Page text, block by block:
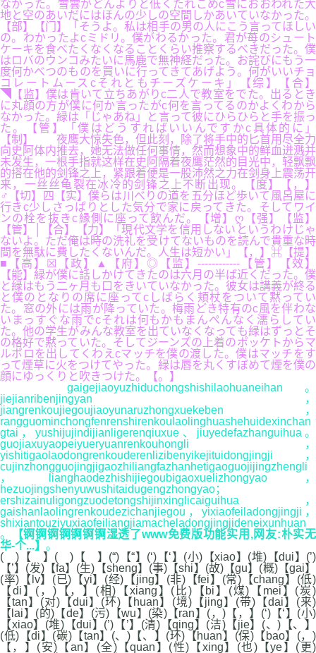
なかった。雪雲がどんよりと低くたれこめc雪におおわれた大
地と空のあいだにはほんの少しの空間しかあいていなかった。
【部】【门】「そうよ。私は相手の男の人にこう言ってほしい
の。わかったよcミドリ。僕がわるかった。君が苺のシュート
ケーキを食べたくなくなることくらい推察するべきだった。僕
はロバのウンコみたいに馬鹿で無神経だった。お詫びにもう一
度何かべつのものを買いに行ってきてあげよう。何がいいチョ
コレートムースcそれともチーズケーキ」【综】【合】
◥【监】僕は肯いて立ちあがりc二人で教室をでた。出るとき
に丸顔の方が僕に何か言ったがc何を言ってるのかよくわから
なかった。緑は「じゃあね」と言って彼にひらひらと手を振っ
た。【管】「僕はどうすればいいんですかc具体的に」
【制】 夜鹰大惊失色，但此刻，除了将手中的匕首用尽全力
向史阿体内推去，她无法做任何事情，然而想象中的鲜血迸溅并
未发生，一根手指就这样在史阿隔着夜鹰茫然的目光中，轻飘飘
的搭在他的剑锋之上，紧跟着便是一股沛然之力在剑身上震荡开
来，一丝丝龟裂在冰冷的剑锋之上不断出现。【度】【，】
♂【切】四【实】僕らは川べりの道を五分ほど歩いて風呂屋に
行きc少しさっぱりとした気分で家に戻ってきた。そしてワイ
ンの栓を抜きc縁側に座って飲んだ。【增】ღ【强】【监】
【管】│【合】【力】「現代文学を信用しないというわけじゃ
ないよ。ただ俺は時の洗礼を受けてないものを読んで貴重な時
間を無駄に費したくないんだ。人生は短かい」【，】⌘【提】
■【高】☒【政】▲【府】◎【监】------------【管】【效】
【能】緑が僕に話しかけてきたのは六月の半ば近くだった。僕
と緑はもう二ヶ月も口をきいていなかった。彼女は講義が終る
と僕のとなりの席に座ってcしばらく頬杖をついて黙ってい
た。窓の外には雨が降っていた。梅雨どき特有のc風を伴わな
いまっすぐな雨でcそれは何もかもまんぺんなく濡らしてい
た。他の学生がみんな教室を出ていなくなっても緑はずっとそ
の格好で黙っていた。そしてジーンズの上着のポッケトからマ
ルボロを出してくわえcマッチを僕の渡した。僕はマッチをす
って煙草に火をつけてやった。緑は唇を丸くすぼめて煙を僕の
顔にゆっくりと吹きつけた。【。】
gaigejiaoyuzhiduchongshishilaohuaneihan。
jiejianribenjingyan，
jiangrenkoujiegoujiaoyunaruzhongxuekeben，
rangguominchongfenrenshirenkoulaolinghuashehuidexinchan
gtai，yushijujindijianligerenqiuxue、jiuyedefazhanguihua。
guojiaxuyaopeiyueryuanrenkouhongli，
yishitigaolaodongrenkouderenlizibenyikejituidongjingji，
cujinzhongguojingjigaozhiliangfazhanhetigaoguojijingzhengli
，lianghaodezhishijiegoubigaoxuelizhongyao，
hezuojingshenyuwushitaidugengzhongyao；
ershizainuligongzuodetongshijinxinglicaiguihua，
gaishanlaolingrenkoudezichanjiegou，yixiaofeiladongjingji，
shixiantouziyuxiaofeiliangjiamacheladongjingjideneixunhuan
。
【锕锕锕锕锕锕锕湿透了www免费版功能实用,网友:朴实无
华-个...】 。
( )【 】( )【 】(“)【“】(‘)【‘】(小)【xiao】(堆)【dui】(’)
【’】(发)【fa】(生)【sheng】(事)【shi】(故)【gu】(概)【gai】
(率)【lv】(已)【yi】(经)【jing】(非)【fei】(常)【chang】(低)
【di】(，)【，】(相)【xiang】(比)【bi】(煤)【mei】(炭)
【tan】(对)【dui】(环)【huan】(境)【jing】(带)【dai】(来)
【lai】(的)【de】(污)【wu】(染)【ran】(，)【，】(‘)【‘】(小)
【xiao】(堆)【dui】(’)【’】(清)【qing】(洁)【jie】(、)【、】
(低)【di】(碳)【tan】(、)【、】(环)【huan】(保)【bao】(，)
【，】(安)【an】(全)【quan】(性)【xing】(也)【ye】(更)